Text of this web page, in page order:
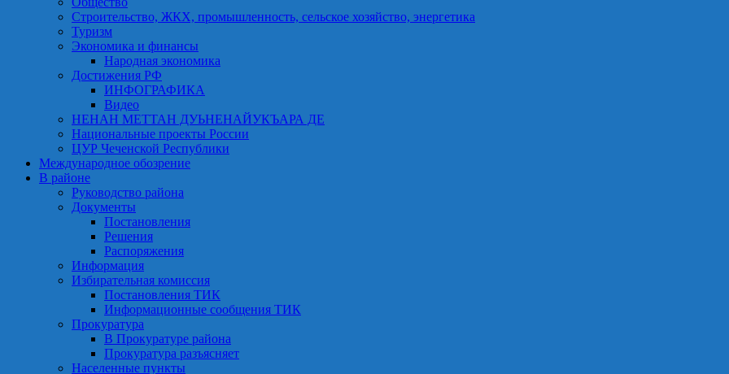
Строительство, ЖКХ, промышленность, сельское хозяйство, энергетика
Туризм
Экономика и финансы
Народная экономика
Достижения РФ
ИНФОГРАФИКА
Видео
НЕНАН МЕТТАН ДУЬНЕНАЙУКЪАРА ДЕ
Национальные проекты России
ЦУР Чеченской Республики
Международное обозрение
В районе
Руководство района
Документы
Постановления
Решения
Распоряжения
Информация
Избирательная комиссия
Постановления ТИК
Информационные сообщения ТИК
Прокуратура
В Прокуратуре района
Прокуратура разъясняет
Населенные пункты